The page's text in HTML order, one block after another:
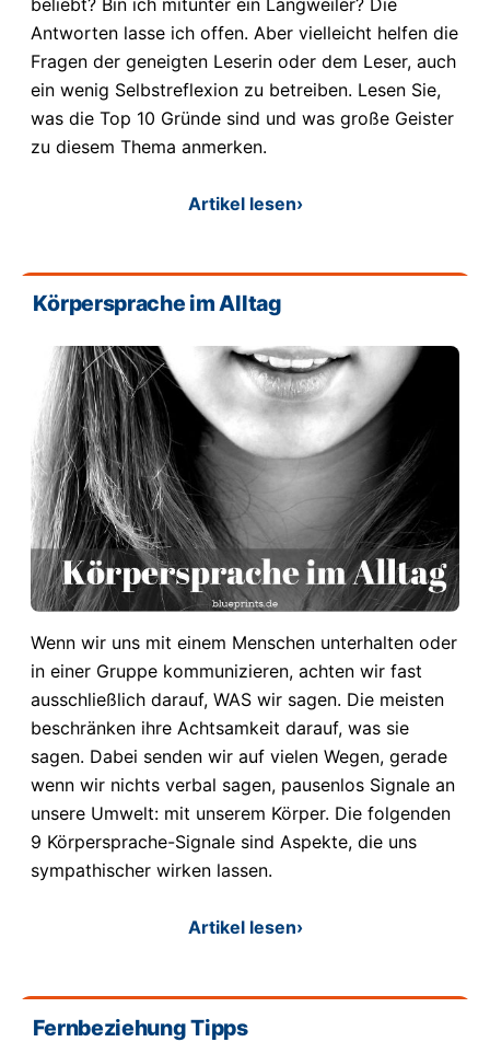
Antworten lasse ich offen. Aber vielleicht helfen die
Fragen der geneigten Leserin oder dem Leser, auch
ein wenig Selbstreflexion zu betreiben. Lesen Sie,
was die Top 10 Gründe sind und was große Geister
zu diesem Thema anmerken.
Artikel lesen›
Körpersprache im Alltag
Wenn wir uns mit einem Menschen unterhalten oder
in einer Gruppe kommunizieren, achten wir fast
ausschließlich darauf, WAS wir sagen. Die meisten
beschränken ihre Achtsamkeit darauf, was sie
sagen. Dabei senden wir auf vielen Wegen, gerade
wenn wir nichts verbal sagen, pausenlos Signale an
unsere Umwelt: mit unserem Körper. Die folgenden
9 Körpersprache-Signale sind Aspekte, die uns
sympathischer wirken lassen.
Artikel lesen›
Fernbeziehung Tipps